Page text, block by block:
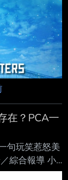
步找回球威的
移訓，據了
包括阪神
以及養樂
到場，顯示劉
。 其中，日
確實有在觀
在？PCA一
句玩笑惹怒美
綜合報導 小
Pete Crow-